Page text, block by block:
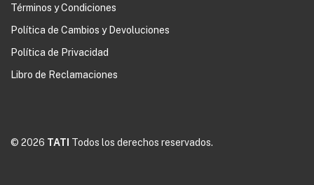
Términos y Condiciones
Política de Cambios y Devoluciones
Política de Privacidad
Libro de Reclamaciones
© 2026 TATI Todos los derechos reservados.